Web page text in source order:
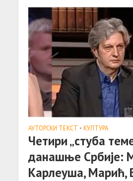
АУТОРСКИ ТЕКСТ • КУЛТУРА
Четири „стуба
данашње Србије:
Карлеуша, Марић,